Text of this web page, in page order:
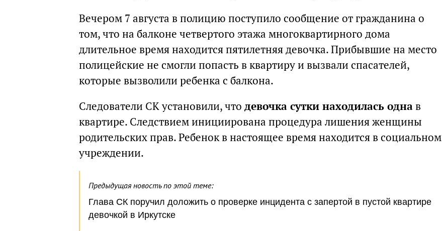
Вечером 7 августа в полицию поступило сообщение от гражданина о
том, что на балконе четвертого этажа многоквартирного дома
длительное время находится пятилетняя девочка. Прибывшие на место
полицейские не смогли попасть в квартиру и вызвали спасателей,
которые вызволили ребенка с балкона.
Следователи СК установили, что девочка сутки находилась однав
квартире. Следствием инициирована процедура лишения женщины
родительских прав. Ребенок в настоящее время находится в социальном
учреждении.
Предыдущая новость по этой теме:
Глава СК поручил доложить о проверке инцидента с запертой в пустой квартире
девочкой в Иркутске